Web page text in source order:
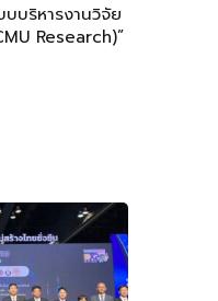
บบริหารงานวิจัย
Research)”